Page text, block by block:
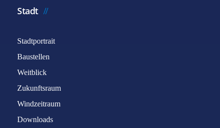
Stadt
Stadtportrait
Baustellen
Weitblick
Zukunftsraum
Windzeitraum
Downloads